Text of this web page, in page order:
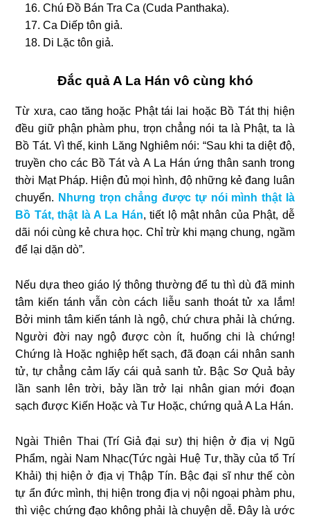
Chú Đồ Bán Tra Ca (Cuda Panthaka).
Ca Diếp tôn giả.
Di Lặc tôn giả.
Đắc quả A La Hán vô cùng khó
Từ xưa, cao tăng hoặc Phật tái lai hoặc Bồ Tát thị hiện
đều giữ phận phàm phu, trọn chẳng nói ta là Phật, ta là
Bồ Tát. Vì thế, kinh Lăng Nghiêm nói: “Sau khi ta diệt độ,
truyền cho các Bồ Tát và A La Hán ứng thân sanh trong
thời Mạt Pháp. Hiện đủ mọi hình, độ những kẻ đang luân
chuyển. Nhưng trọn chẳng được tự nói mình thật là
Bồ Tát, thật là A La Hán, tiết lộ mật nhân của Phật, dễ
dãi nói cùng kẻ chưa học. Chỉ trừ khi mạng chung, ngầm
để lại dặn dò”.
Nếu dựa theo giáo lý thông thường để tu thì dù đã minh
tâm kiến tánh vẫn còn cách liễu sanh thoát tử xa lắm!
Bởi minh tâm kiến tánh là ngộ, chứ chưa phải là chứng.
Người đời nay ngộ được còn ít, huống chi là chứng!
Chứng là Hoặc nghiệp hết sạch, đã đoạn cái nhân sanh
tử, tự chẳng cảm lấy cái quả sanh tử. Bậc Sơ Quả bảy
lần sanh lên trời, bảy lần trở lại nhân gian mới đoạn
sạch được Kiến Hoặc và Tư Hoặc, chứng quả A La Hán.
Ngài Thiên Thai (Trí Giả đại sư) thị hiện ở địa vị Ngũ
Phẩm, ngài Nam Nhạc(Tức ngài Huệ Tư, thầy của tổ Trí
Khải) thị hiện ở địa vị Thập Tín. Bậc đại sĩ như thế còn
tự ẩn đức mình, thị hiện trong địa vị nội ngoại phàm phu,
thì việc chứng đạo không phải là chuyện dễ. Đây là ước